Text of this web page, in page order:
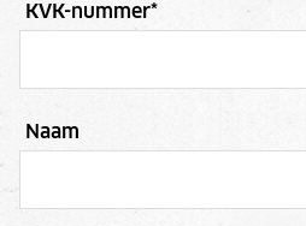
KVK-nummer*
Naam